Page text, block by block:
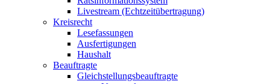
Livestream (Echtzeitübertragung)
Kreisrecht
Lesefassungen
Ausfertigungen
Haushalt
Beauftragte
Gleichstellungsbeauftragte